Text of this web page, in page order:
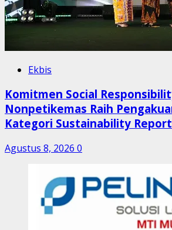
Ekbis
Komitmen Social
Nonpetikemas Raih
Kategori Sustainability Report
Agustus 8, 2026 0